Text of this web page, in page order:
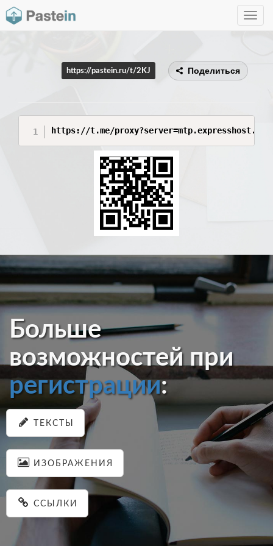
Toggle
https://pastein.ru/t/2KJ Поделиться
https://t.me/
Больше
возможностей при
регистрации:
ТЕКСТЫ
ИЗОБРАЖЕНИЯ
ССЫЛКИ